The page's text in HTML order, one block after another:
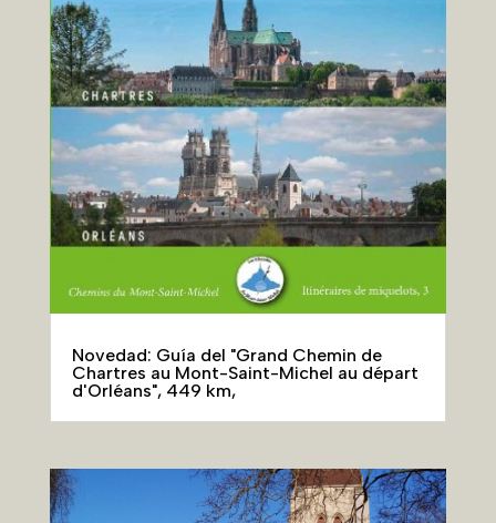
Novedad: Guía del "Grand Chemin de
Chartres au Mont-Saint-Michel au départ
d'Orléans", 449 km,
Colocación del "Miquelot" en Evrecy, abril
de 2023